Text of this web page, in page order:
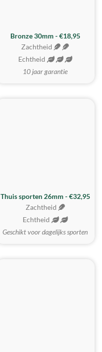
BESTE KOOP
Bronze 30mm - €18,95
Zachtheid
Echtheid
10 jaar garantie
Thuis sporten 26mm - €32,95
Zachtheid
Echtheid
Geschikt voor dagelijks sporten